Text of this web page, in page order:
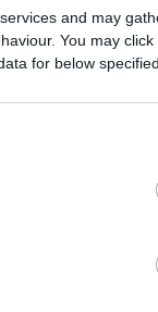
and may
You may
for below